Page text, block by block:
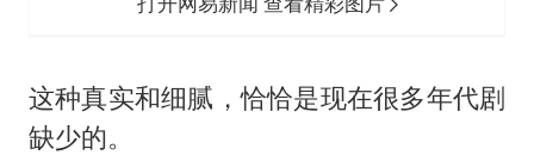
这种真实和细腻，恰恰是现在很多年代剧
缺少的。